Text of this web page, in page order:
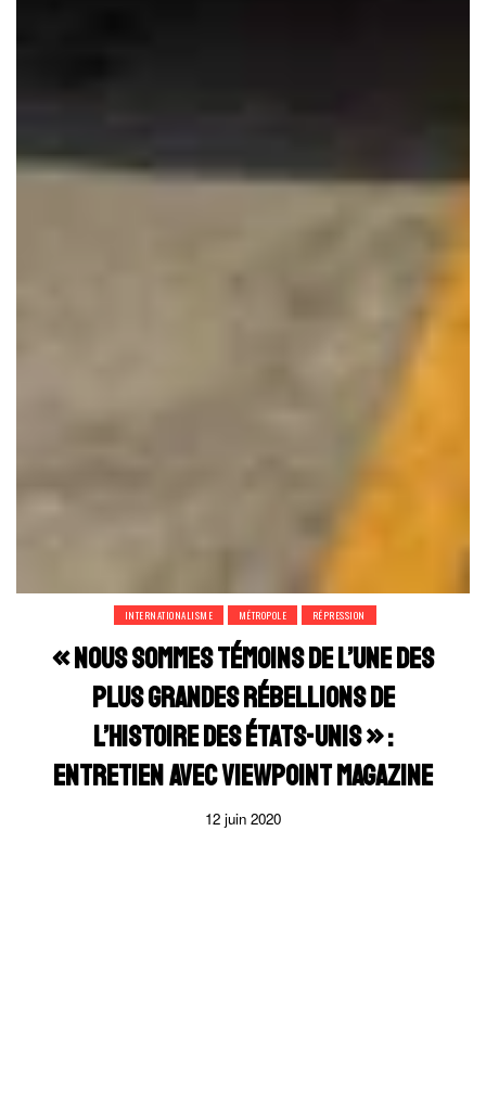
INTERNATIONALISME MÉTROPOLE RÉPRESSION
« NOUS SOMMES TÉMOINS DE L’UNE DES
PLUS GRANDES RÉBELLIONS DE
L’HISTOIRE DES ÉTATS-UNIS » :
ENTRETIEN AVEC VIEWPOINT MAGAZINE
12 juin 2020